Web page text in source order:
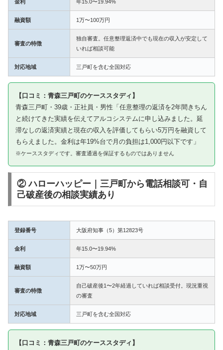
金利 年15.0〜19.94%
融資額 1万〜100万円
審査の特徴
独自審査。任意整理返済中でも現在の収入が安定して
いれば相談可能
対応地域 三戸町を含む全国対応
【口コミ：青森三戸町のケーススタディ】
青森三戸町・39歳・正社員・男性「任意整理の返済を2年間きちん
と続けてきた実績を伝えてアルコシステムに申し込みました。延
滞なしの返済実績と現在の収入を評価してもらい5万円を融資して
もらえました。金利は年19%台で月の負担は1,000円以下です」
※ケーススタディです。審査通過を保証するものではありません
② ハローハッピー｜三戸町から電話相談可・自
己破産後の相談実績あり
登録番号 大阪府知事（5）第12823号
金利 年15.0〜19.94%
融資額 1万〜50万円
審査の特徴
自己破産後1〜2年経過していれば相談受付。現況重視
の審査
対応地域 三戸町を含む全国対応
【口コミ：青森三戸町のケーススタディ】